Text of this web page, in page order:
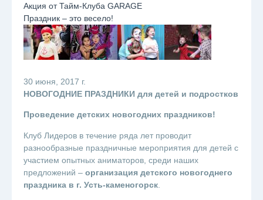
Акция от Тайм-Клуба GARAGE
Праздник – это весело!
30 июня, 2017 г.
НОВОГОДНИЕ ПРАЗДНИКИ для детей и подростков
Проведение детских новогодних праздников!
Клуб Лидеров в течение ряда лет проводит
разнообразные праздничные мероприятия для детей с
участием опытных аниматоров, среди наших
предложений – организация детского новогоднего
праздника в г. Усть-каменогорск